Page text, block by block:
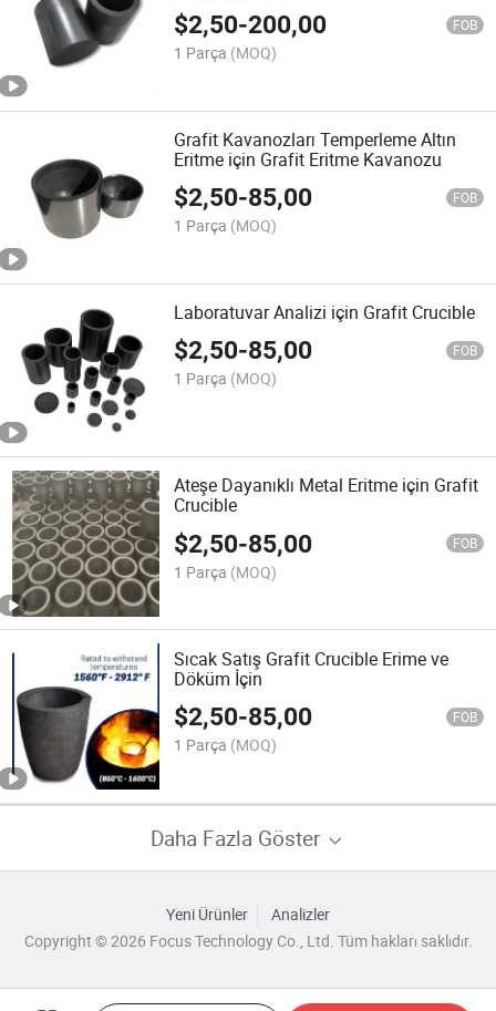
$2,50-200,00 FOB
1 Parça (MOQ)
Grafit Kavanozları Temperleme Altın
Eritme için Grafit Eritme Kavanozu
$2,50-85,00 FOB
1 Parça (MOQ)
Laboratuvar Analizi için Grafit Crucible
$2,50-85,00 FOB
1 Parça (MOQ)
Ateşe Dayanıklı Metal Eritme için Grafit
Crucible
$2,50-85,00 FOB
1 Parça (MOQ)
Sıcak Satış Grafit Crucible Erime ve
Döküm İçin
$2,50-85,00 FOB
1 Parça (MOQ)
Daha Fazla Göster
Yeni Ürünler
Analizler
Copyright © 2026 Focus Technology Co., Ltd. Tüm hakları saklıdır.